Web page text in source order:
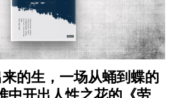
的生，一场从蛹到蝶的
中开出人性之花的《劳